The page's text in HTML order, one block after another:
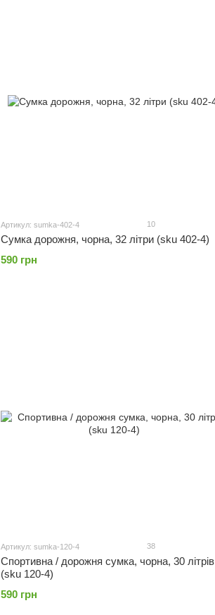
Артикул: sumka-402-4 10
Сумка дорожня, чорна, 32 літри (sku 402-4)
590 грн
Артикул: sumka-120-4 38
Спортивна / дорожня сумка, чорна, 30 літрів
(sku 120-4)
590 грн